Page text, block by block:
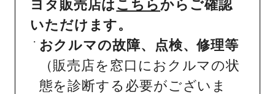
ヨタ販売店はこちら からご確認
いただけます。
おクルマの故障、点検、修理等
（販売店を窓口におクルマの状
態を診断する必要がございま